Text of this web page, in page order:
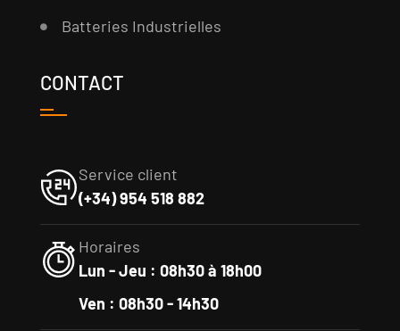
Batteries Industrielles
CONTACT
Service client
(+34) 954 518 882
Horaires
Lun - Jeu : 08h30 à 18h00
Ven : 08h30 - 14h30